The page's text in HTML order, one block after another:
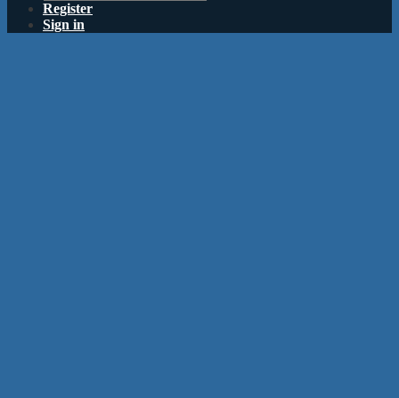
Register
Sign in